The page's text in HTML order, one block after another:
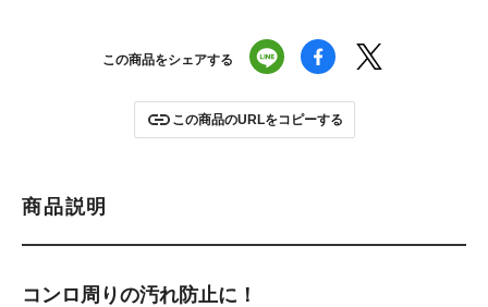
この商品をシェアする
この商品のURLをコピーする
商品説明
コンロ周りの汚れ防止に！